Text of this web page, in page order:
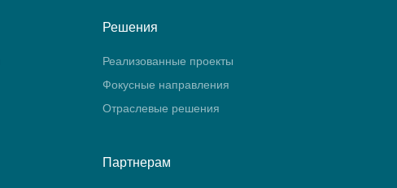
Решения
Реализованные проекты
Фокусные направления
Отраслевые решения
Партнерам